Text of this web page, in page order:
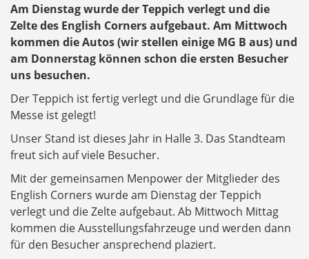
Am Dienstag wurde der Teppich verlegt und die
Zelte des English Corners aufgebaut. Am Mittwoch
kommen die Autos (wir stellen einige MG B aus) und
am Donnerstag können schon die ersten Besucher
uns besuchen.
Der Teppich ist fertig verlegt und die Grundlage für die
Messe ist gelegt!
Unser Stand ist dieses Jahr in Halle 3. Das Standteam
freut sich auf viele Besucher.
Mit der gemeinsamen Menpower der Mitglieder des
English Corners wurde am Dienstag der Teppich
verlegt und die Zelte aufgebaut. Ab Mittwoch Mittag
kommen die Ausstellungsfahrzeuge und werden dann
für den Besucher ansprechend plaziert.